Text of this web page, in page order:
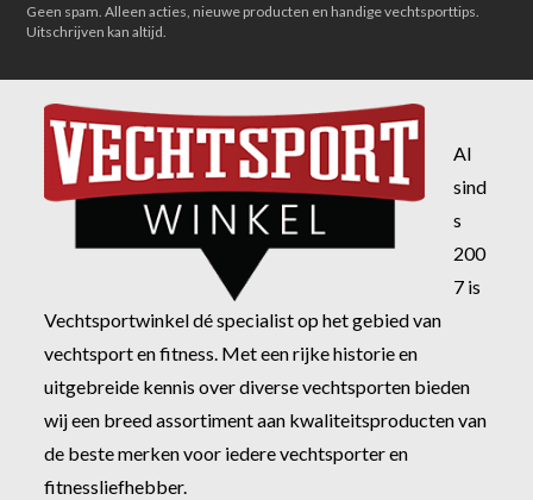
Geen spam. Alleen acties, nieuwe producten en handige vechtsporttips.
Uitschrijven kan altijd.
Al
sind
s
200
7 is
Vechtsportwinkel dé specialist op het gebied van
vechtsport en fitness. Met een rijke historie en
uitgebreide kennis over diverse vechtsporten bieden
wij een breed assortiment aan kwaliteitsproducten van
de beste merken voor iedere vechtsporter en
fitnessliefhebber.